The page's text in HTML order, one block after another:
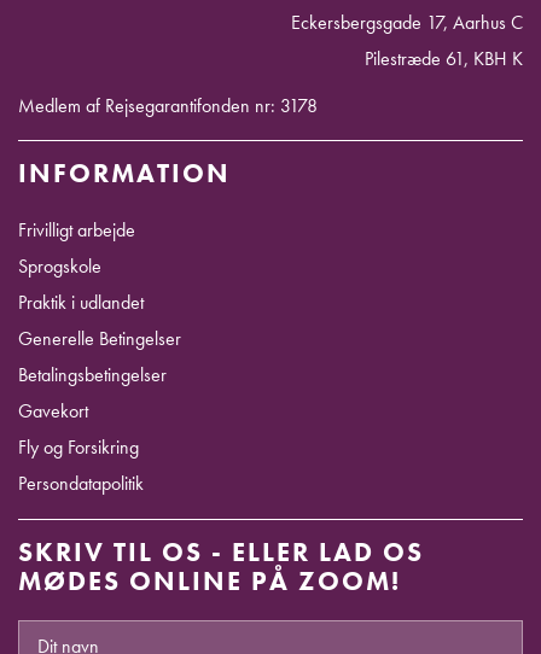
Eckersbergsgade 17, Aarhus C
Pilestræde 61, KBH K
Medlem af Rejsegarantifonden nr: 3178
INFORMATION
Frivilligt arbejde
Sprogskole
Praktik i udlandet
Generelle Betingelser
Betalingsbetingelser
Gavekort
Fly og Forsikring
Persondatapolitik
SKRIV TIL OS - ELLER LAD OS
MØDES ONLINE PÅ ZOOM!